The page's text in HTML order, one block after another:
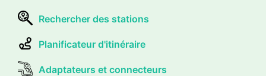
Rechercher des stations
Planificateur d'itinéraire
Adaptateurs et connecteurs